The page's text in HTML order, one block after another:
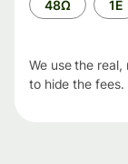
period
48Ω 1Ε
We use the
to hide the fees.